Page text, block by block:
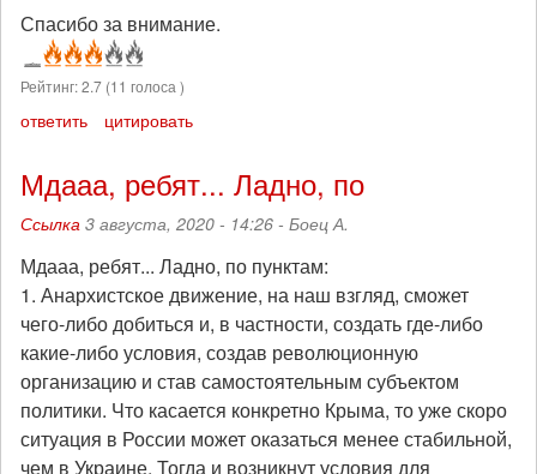
Спасибо за внимание.
Рейтинг:2.7 (11 голоса )
ответить цитировать
Мдааа, ребят... Ладно, по
Ссылка 3 августа, 2020 - 14:26 - Боец А.
Мдааа, ребят... Ладно, по пунктам:
1. Анархистское движение, на наш взгляд, сможет
чего-либо добиться и, в частности, создать где-либо
какие-либо условия, создав революционную
организацию и став самостоятельным субъектом
политики. Что касается конкретно Крыма, то уже скоро
ситуация в России может оказаться менее стабильной,
чем в Украине. Тогда и возникнут условия для